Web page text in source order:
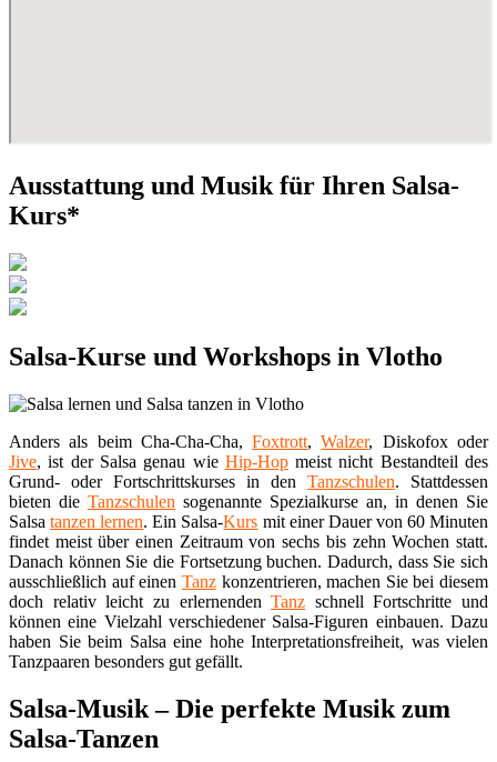
Ausstattung und Musik für Ihren Salsa-
Kurs*
Salsa-Kurse und Workshops in Vlotho
Anders als beim Cha-Cha-Cha,Foxtrott,Walzer, Diskofox oder
Jive, ist der Salsa genau wie Hip-Hopmeist nicht Bestandteil des
Grund- oder Fortschrittskurses in den Tanzschulen. Stattdessen
bieten die Tanzschulen sogenannte Spezialkurse an, in denen Sie
Salsatanzen lernen. Ein Salsa-Kurs mit einer Dauer von 60 Minuten
findet meist über einen Zeitraum von sechs bis zehn Wochen statt.
Danach können Sie die Fortsetzung buchen. Dadurch, dass Sie sich
ausschließlich auf einen Tanzkonzentrieren, machen Sie bei diesem
doch relativ leicht zu erlernendenTanz schnell Fortschritte und
können eine Vielzahl verschiedener Salsa-Figuren einbauen. Dazu
haben Sie beim Salsa eine hohe Interpretationsfreiheit, was vielen
Tanzpaaren besonders gut gefällt.
Salsa-Musik – Die perfekte Musik zum
Salsa-Tanzen